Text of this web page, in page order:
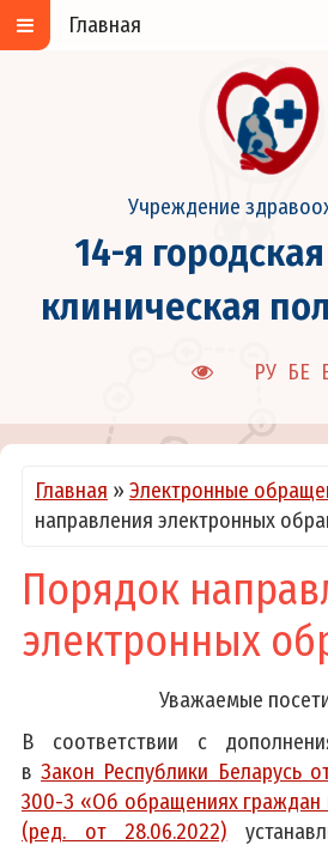
Учреждение
14-я
клиническая
РУ БЕ
Главная
Главная » Электронные
направления электронных
Порядок
электронных
Уважаемые
В соответствии с
вЗакон Республики Беларусь
300-З «Об обращениях граждан
(ред. от 28.06.2022)